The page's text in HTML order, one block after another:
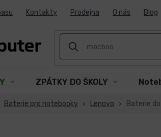
Kontakty Prodejna O nás Blog
ZPÁTKY DO ŠKOLY
Baterie pro notebooky Lenovo Baterie